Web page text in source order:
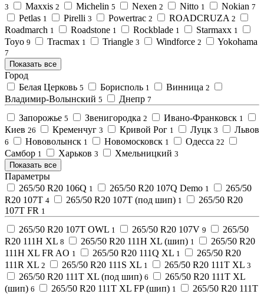
3 Maxxis 2 Michelin 5 Nexen 2 Nitto 1 Nokian 7
Petlas 1 Pirelli 3 Powertrac 2 ROADCRUZA 2
Roadmarch 1 Roadstone 1 Rockblade 1 Starmaxx 1
Toyo 9 Tracmax 1 Triangle 3 Windforce 2 Yokohama
7
Показать все
Город
Белая Церковь 5 Борисполь 1 Винница 2
Владимир-Волынский 5 Днепр 7
Запорожье 5 Звенигородка 2 Ивано-Франковск 1
Киев 26 Кременчуг 3 Кривой Рог 1 Луцк 3 Львов
6 Нововолынск 1 Новомосковск 1 Одесса 22
Самбор 1 Харьков 3 Хмельницкий 3
Показать все
Параметры
265/50 R20 106Q 1 265/50 R20 107Q Demo 1
265/50
R20 107T 4 265/50 R20 107T (под шип) 1
265/50 R20
107T FR 1
265/50 R20 107T OWL 1 265/50 R20 107V 9
265/50
R20 111H XL 8 265/50 R20 111H XL (шип) 1
265/50 R20
111H XL FR AO 1 265/50 R20 111Q XL 1
265/50 R20
111R XL 2 265/50 R20 111S XL 1 265/50 R20 111T XL 3
265/50 R20 111T XL (под шип) 6
265/50 R20 111T XL
(шип) 6 265/50 R20 111T XL FP (шип) 1
265/50 R20 111T